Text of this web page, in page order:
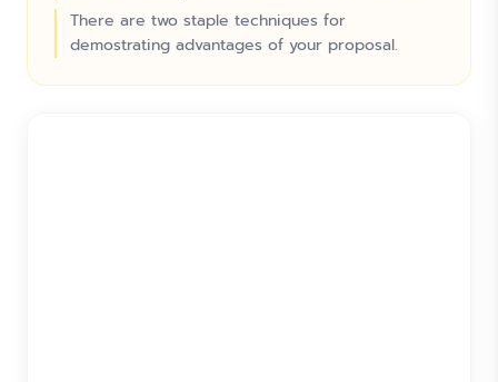
There are two staple techniques for
demostrating advantages of your proposal.